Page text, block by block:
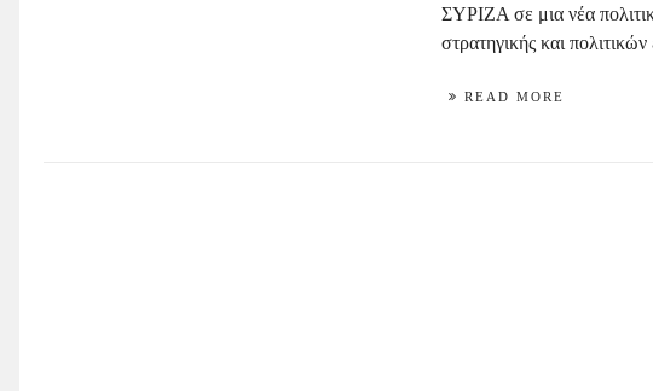
ΣΥΡΙΖΑ σε μια νέα
στρατηγικής και
READ MORE